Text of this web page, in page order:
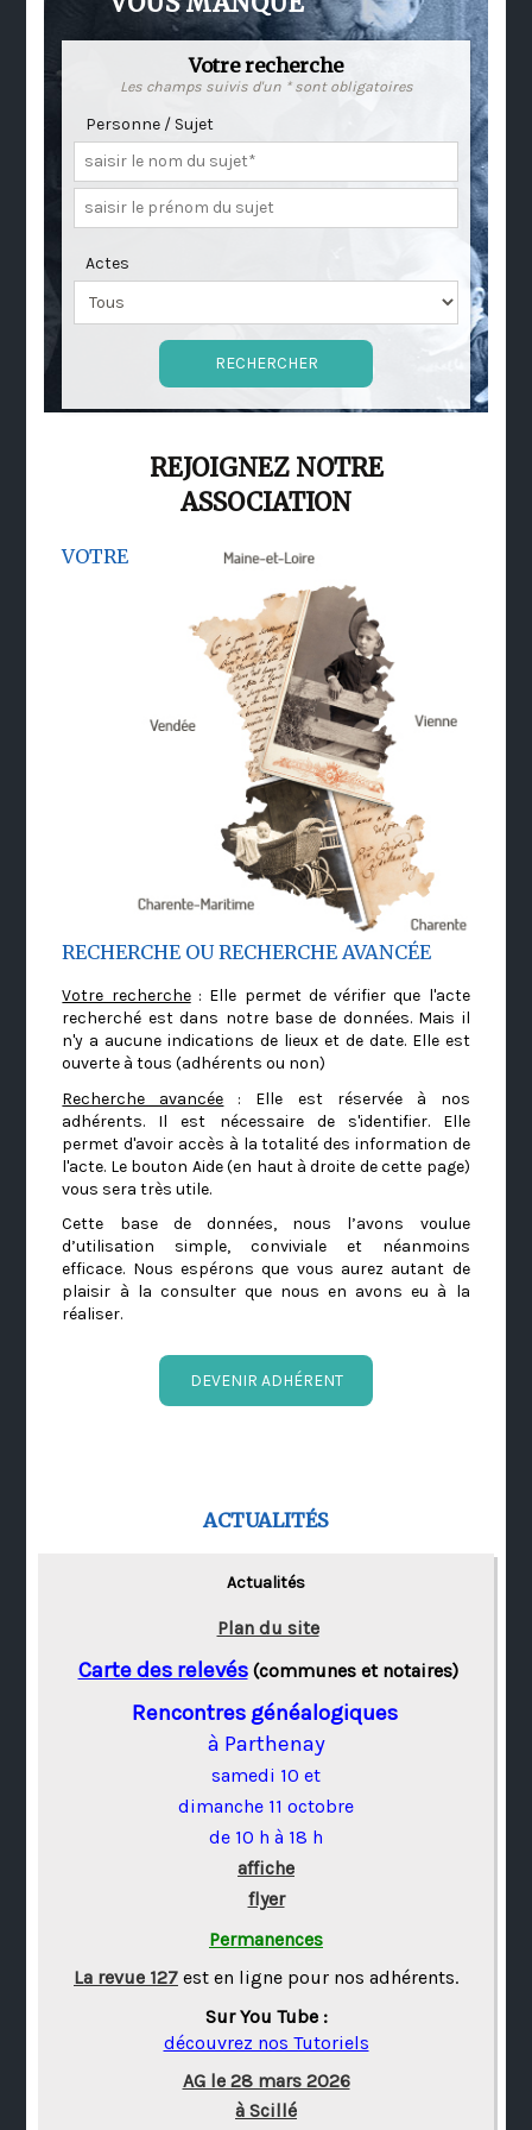
Votre recherche
Les champs suivis d'un * sont obligatoires
Personne / Sujet
Actes
REJOIGNEZ NOTRE
ASSOCIATION
VOTRE
RECHERCHE OU RECHERCHE AVANCÉE
Votre recherche: Elle permet de vérifier que l'acte
recherché est dans notre base de données. Mais il
n'y a aucune indications de lieux et de date. Elle est
ouverte à tous (adhérents ou non)
Recherche avancée : Elle est réservée à nos
adhérents. Il est nécessaire de s'identifier. Elle
permet d'avoir accès à la totalité des information de
l'acte. Le bouton Aide (en haut à droite de cette page)
vous sera très utile.
Cette base de données, nous l’avons voulue
d’utilisation simple, conviviale et néanmoins
efficace. Nous espérons que vous aurez autant de
plaisir à la consulter que nous en avons eu à la
réaliser.
DEVENIR ADHÉRENT
ACTUALITÉS
Actualités
Plan du site
Carte des relevés(communes et notaires)
Rencontres généalogiques
à Parthenay
samedi 10 et
dimanche 11 octobre
de 10 h à 18 h
affiche
flyer
Permanences
La revue 127 est en ligne pour nos adhérents.
Sur You Tube :
découvrez nos Tutoriels
AG le 28 mars 2026
à Scillé